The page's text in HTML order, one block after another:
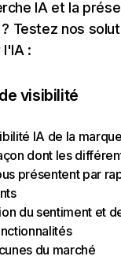
IA et la
Testez nos
:
visibilité
IA de la
dont les
présentent par
du sentiment et
du marché